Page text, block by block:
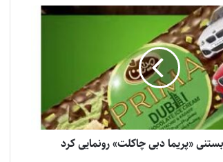
«پریما دبی چاکلت» رونمایی کرد